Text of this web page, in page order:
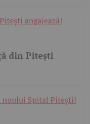
din Pitești